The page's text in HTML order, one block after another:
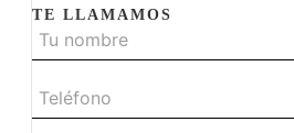
TE LLAMAMOS